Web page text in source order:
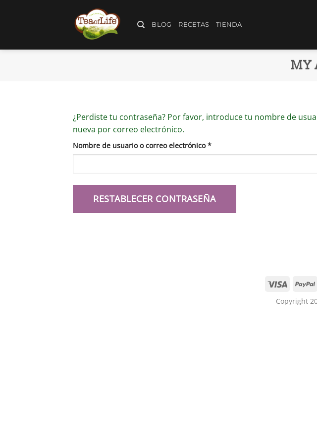
BLOG RECETAS TIENDA
MY
¿Perdiste tu contraseña? Por favor, introduce tu nombre de
nueva por correo electrónico.
Nombre de usuario o correo electrónico*
RESTABLECER CONTRASEÑA
Copyright